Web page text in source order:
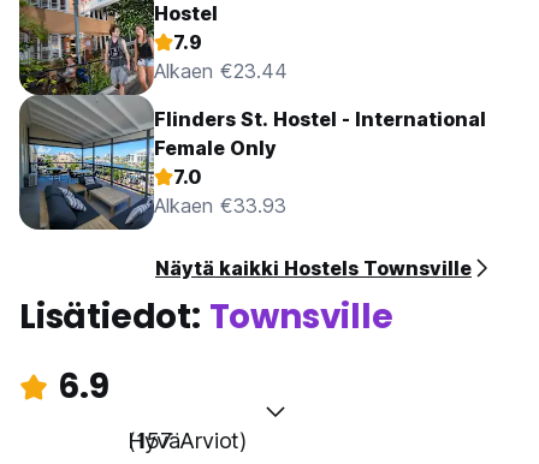
Hostel
7.9
Alkaen €23.44
Flinders St. Hostel - International
Female Only
7.0
Alkaen €33.93
Näytä kaikki Hostels Townsville
Lisätiedot: Townsville
6.9
Hyvä
(157 Arviot)